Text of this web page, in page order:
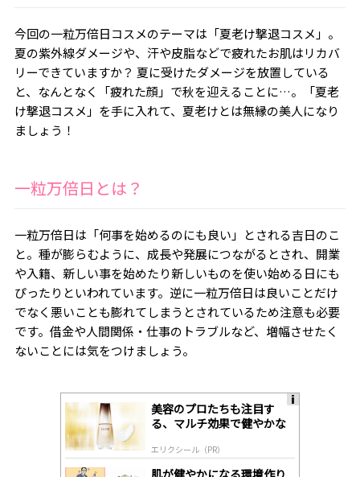
今回の一粒万倍日コスメのテーマは「夏老け撃退コスメ」。
夏の紫外線ダメージや、汗や皮脂などで疲れたお肌はリカバ
リーできていますか？ 夏に受けたダメージを放置している
と、なんとなく「疲れた顔」で秋を迎えることに…。「夏老
け撃退コスメ」を手に入れて、夏老けとは無縁の美人になり
ましょう！
一粒万倍日とは？
一粒万倍日は「何事を始めるのにも良い」とされる吉日のこ
と。種が膨らむように、成長や発展につながるとされ、開業
や入籍、新しい事を始めたり新しいものを使い始める日にも
ぴったりといわれています。逆に一粒万倍日は良いことだけ
でなく悪いことも膨れてしまうとされているため注意も必要
です。借金や人間関係・仕事のトラブルなど、増幅させたく
ないことには気をつけましょう。
美容のプロたちも注目す
る、マルチ効果で健やかな
エリクシール（PR）